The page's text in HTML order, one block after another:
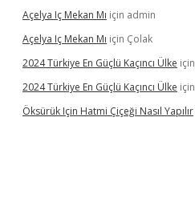
Açelya Iç Mekan Mı için admin
Açelya Iç Mekan Mı için Çolak
2024 Türkiye En Güçlü Kaçıncı Ülke için
2024 Türkiye En Güçlü Kaçıncı Ülke için
Öksürük Için Hatmi Çiçeği Nasıl Yapılır